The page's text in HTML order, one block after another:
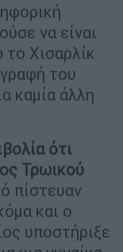
να είναι
το Χισαρλίκ
του
καμία άλλη
ότι
Τρωικού
πίστευαν
και ο
υποστήριξε